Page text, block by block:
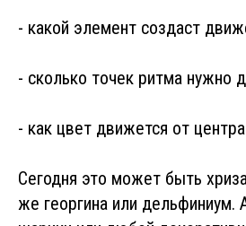
- какой элемент создаст
- сколько точек ритма нужно
- как цвет движется от
Сегодня это может быть
же георгина или дельфиниум.